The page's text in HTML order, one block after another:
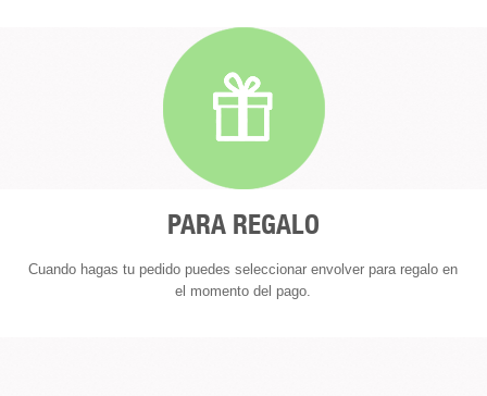
PARA REGALO
Cuando hagas tu pedido puedes seleccionar envolver para regalo en
el momento del pago.